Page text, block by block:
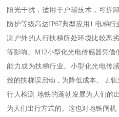
阳光干扰，适用于户瑞技术，可拆
防护等级高达IP67典型应用1.电梯
测户外的人行扶梯所处环境比较恶
等影响。M12小型化光电传感器凭
能力成为扶梯行业。小型化光电传
致的扶梯误启动，为降低成本。 2.
行人检测 地铁的蓬勃发展为人们的
为人们出行方式的。这也对地铁闸